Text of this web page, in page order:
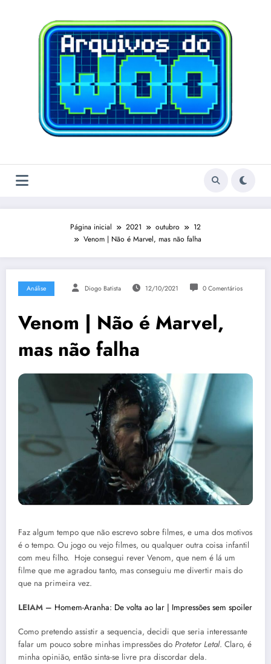
Página inicial 2021 outubro
12
Venom | Não é Marvel, mas não falha
Análise Diogo Batista 12/10/2021 0 Comentários
Venom | Não é Marvel,
mas não falha
Faz algum tempo que não escrevo sobre filmes, e uma dos motivos
é o tempo. Ou jogo ou vejo filmes, ou qualquer outra coisa infantil
com meu filho. Hoje consegui rever Venom, que nem é lá um
filme que me agradou tanto, mas conseguiu me divertir mais do
que na primeira vez.
LEIAM – Homem-Aranha: De volta ao lar | Impressões sem spoiler
Como pretendo assistir a sequencia, decidi que seria interessante
falar um pouco sobre minhas impressões do Protetor Letal. Claro, é
minha opinião, então sinta-se livre pra discordar dela.